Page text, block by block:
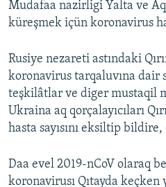
Mudafaa nazirligi Yalta ve
küreşmek içün koronavirus
Rusiye nezareti astındaki
koronavirus tarqaluvına dair
teşkilâtlar ve diger mustaqil
Ukraina aq qorçalayıcıları
hasta sayısını eksiltip
Daa evel 2019-nCoV olaraq
koronavirusı Qıtayda keçken